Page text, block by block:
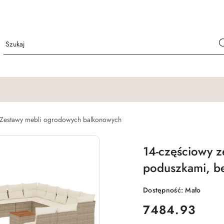
Zestawy mebli ogrodowych balkonowych
14-częściowy
poduszkami,
Dostępność:Mało
cena:
7484.93